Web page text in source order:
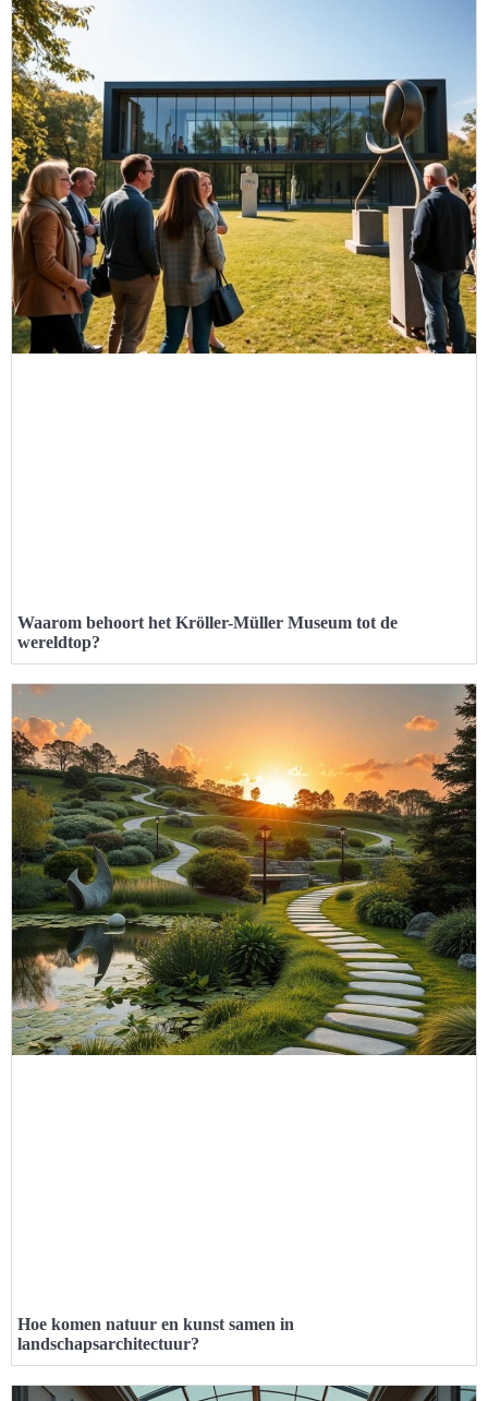
Waarom behoort het Kröller-Müller Museum tot de
wereldtop?
Hoe komen natuur en kunst samen in
landschapsarchitectuur?